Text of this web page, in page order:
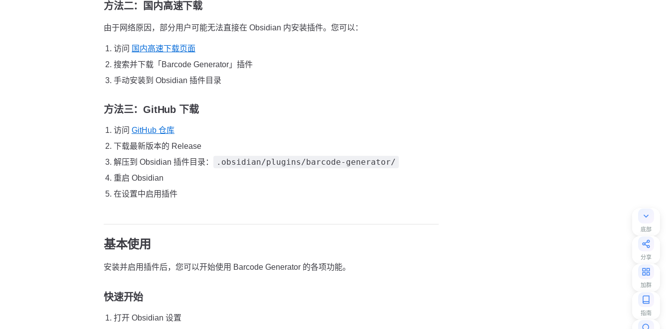
底部
分享
加群
指南
方法二：国内高速下载
由于网络原因，部分用户可能无法直接在 Obsidian 内安装插件。您可以：
访问 国内高速下载页面
搜索并下载「Barcode Generator」插件
手动安装到 Obsidian 插件目录
方法三：GitHub 下载
访问 GitHub 仓库
下载最新版本的 Release
解压到 Obsidian 插件目录：
.obsidian/plugins/barcode-generator/
重启 Obsidian
在设置中启用插件
基本使用
安装并启用插件后，您可以开始使用 Barcode Generator 的各项功能。
快速开始
打开 Obsidian 设置